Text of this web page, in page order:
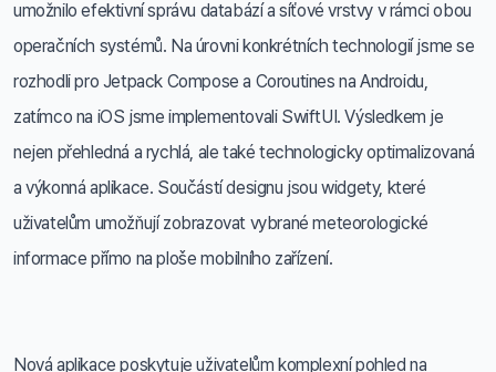
umožnilo efektivní správu databází a síťové vrstvy v rámci obou
operačních systémů. Na úrovni konkrétních technologií jsme se
rozhodli pro Jetpack Compose a Coroutines na Androidu,
zatímco na iOS jsme implementovali SwiftUI. Výsledkem je
nejen přehledná a rychlá, ale také technologicky optimalizovaná
a výkonná aplikace. Součástí designu jsou widgety, které
uživatelům umožňují zobrazovat vybrané meteorologické
informace přímo na ploše mobilního zařízení.
Nová aplikace poskytuje uživatelům komplexní pohled na